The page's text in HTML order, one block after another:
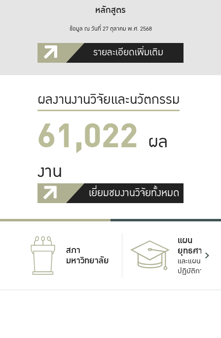
หลักสูตร
ข้อมูล ณ วันที่ 27 ตุลาคม พ.ศ. 2568
รายละเอียดเพิ่มเติม
ผลงานงานวิจัยและนวัตกรรม
61,022 ผล
งาน
เยี่ยมชมงานวิจัยทั้งหมด
สภา
มหาวิทยาลัย
แผน
ยุทธศาสตร์
และแผน
ปฏิบัติการ